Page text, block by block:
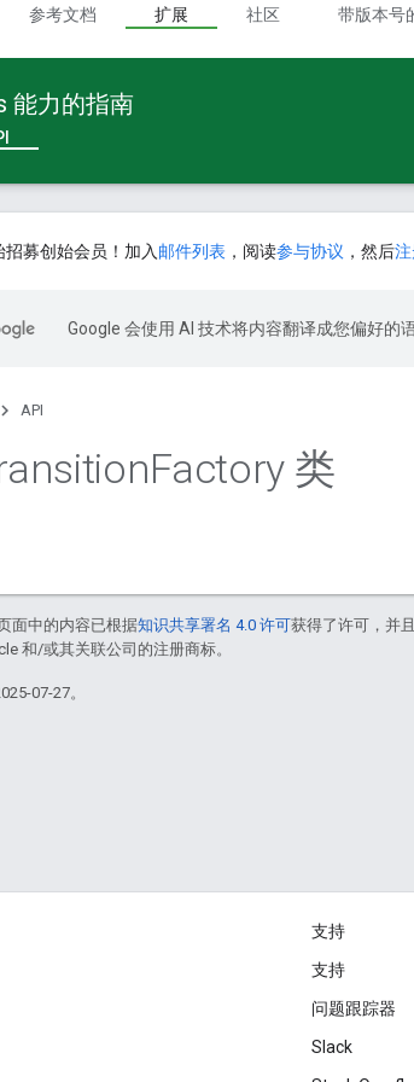
参考文档 扩展 社区 带版本号
能力的指南
招募创始会员！加入 邮件列表 ，阅读参与协议 ，然后
Google 会使用 AI 技术将内容翻译成您偏好的
API
Factory 类
面中的内容已根据知识共享署名 4.0 许可获得了许可，并
和/或其关联公司的注册商标。
07-27。
支持
支持
问题跟踪器
Slack